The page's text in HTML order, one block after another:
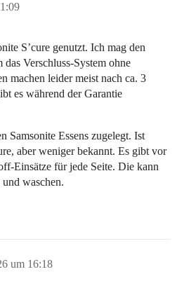
S’cure genutzt. Ich mag den
Verschluss-System ohne
machen leider meist nach ca. 3
es während der Garantie
Samsonite Essens zugelegt. Ist
aber weniger bekannt. Es gibt vor
Einsätze für jede Seite. Die kann
waschen.
um 16:18